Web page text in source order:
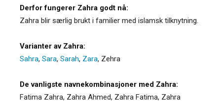
Derfor fungerer Zahra godt nå:
Zahra blir særlig brukt i familier med islamsk tilknytning.
Varianter av Zahra:
Sahra, Sara, Sarah, Zara, Zehra
De vanligste navnekombinasjoner med Zahra:
Fatima Zahra, Zahra Ahmed, Zahra Fatima, Zahra